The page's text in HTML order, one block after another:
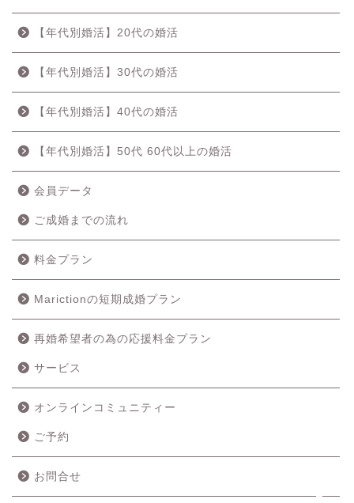
【年代別婚活】20代の婚活
【年代別婚活】30代の婚活
【年代別婚活】40代の婚活
【年代別婚活】50代 60代以上の婚活
会員データ
ご成婚までの流れ
料金プラン
Marictionの短期成婚プラン
再婚希望者の為の応援料金プラン
サービス
オンラインコミュニティー
ご予約
お問合せ